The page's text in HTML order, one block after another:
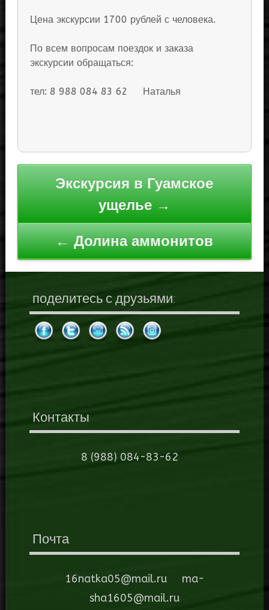
Цена экскурсии 1700 рублей с человека.
По всем вопросам поездок и заказа
экскурсии обращаться:
тел: 8 988 084 83 62 Наталья
Навигация
по
записям
Экскурсия в Гуамское
ущелье →
← Долина аммонитов
поделитесь с друзьями:
Контакты
8 (988) 084-83-62
Почта
16natka05@mail.ru ma-
sha1605@mail.ru